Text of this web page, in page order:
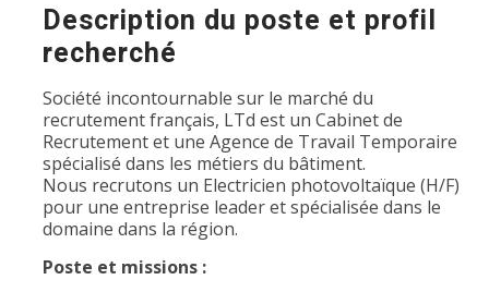
Description du poste et profil
recherché
Société incontournable sur le marché du
recrutement français, LTd est un Cabinet de
Recrutement et une Agence de Travail Temporaire
spécialisé dans les métiers du bâtiment.
Nous recrutons un Electricien photovoltaïque (H/F)
pour une entreprise leader et spécialisée dans le
domaine dans la région.
Poste et missions :